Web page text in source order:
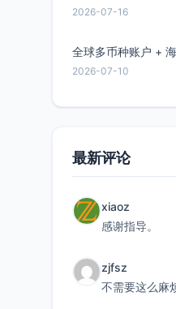
2026-07-16
2026-07-10
最新评论
xiaoz
感谢指导。
zjfsz